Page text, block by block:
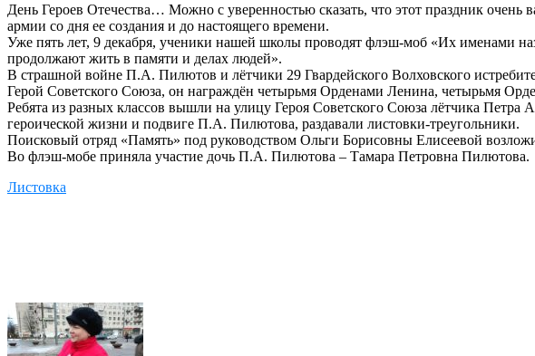
День Героев Отечества… Можно с уверенностью сказать, что этот праздник очень
армии со дня ее создания и до настоящего времени.
Уже пять лет, 9 декабря, ученики нашей школы проводят флэш-моб «Их именами
продолжают жить в памяти и делах людей».
В страшной войне П.А. Пилютов и лётчики 29 Гвардейского Волховского
Герой Советского Союза, он награждён четырьмя Орденами Ленина, четырьмя
Ребята из разных классов вышли на улицу Героя Советского Союза лётчика
героической жизни и подвиге П.А. Пилютова, раздавали листовки-треугольники.
Поисковый отряд «Память» под руководством Ольги Борисовны Елисеевой
Во флэш-мобе приняла участие дочь П.А. Пилютова – Тамара Петровна Пилютова.
Листовка